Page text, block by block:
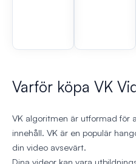
Varför köpa VK
VK algoritmen är utformad för
innehåll. VK är en populär
din video avsevärt.